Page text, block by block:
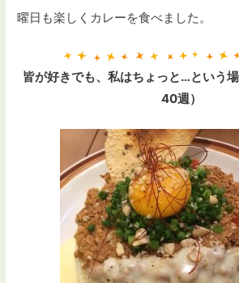
曜日も楽しくカレーを食べました。
皆が好きでも、私はちょっと…という
40週）